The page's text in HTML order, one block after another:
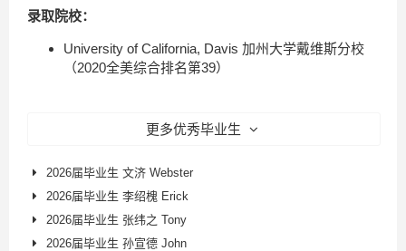
录取院校：
University of California, Davis 加州大学戴维斯分校
（2020全美综合排名第39）
更多优秀毕业生
2026届毕业生 文济 Webster
2026届毕业生 李绍槐 Erick
2026届毕业生 张纬之 Tony
2026届毕业生 孙宣德 John